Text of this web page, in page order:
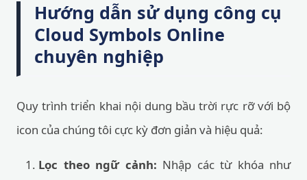
Hướng dẫn sử dụng công cụ
Cloud Symbols Online
chuyên nghiệp
Quy trình triển khai nội dung bầu trời rực rỡ với bộ
icon của chúng tôi cực kỳ đơn giản và hiệu quả:
Lọc theo ngữ cảnh: Nhập các từ khóa như